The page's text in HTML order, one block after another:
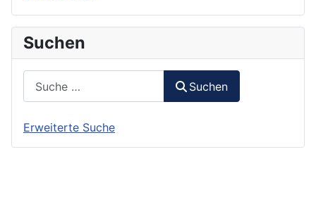
Suchen
Suchen
Erweiterte Suche